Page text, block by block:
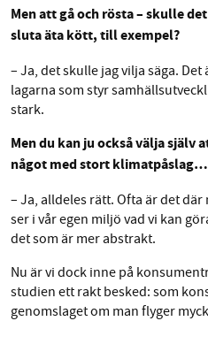
Men att gå och rösta – skulle
sluta äta kött, till exempel?
– Ja, det skulle jag vilja säga.
lagarna som styr
stark.
Men du kan ju också välja själv
något med stort
– Ja, alldeles rätt. Ofta är det
ser i vår egen miljö vad vi kan
det som är mer abstrakt.
Nu är vi dock inne på
studien ett rakt besked: som
genomslaget om man flyger